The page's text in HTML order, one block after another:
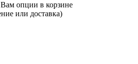
опции в корзине
или доставка)